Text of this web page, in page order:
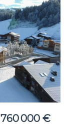
760 000 €